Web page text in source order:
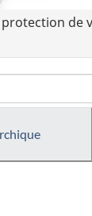
de